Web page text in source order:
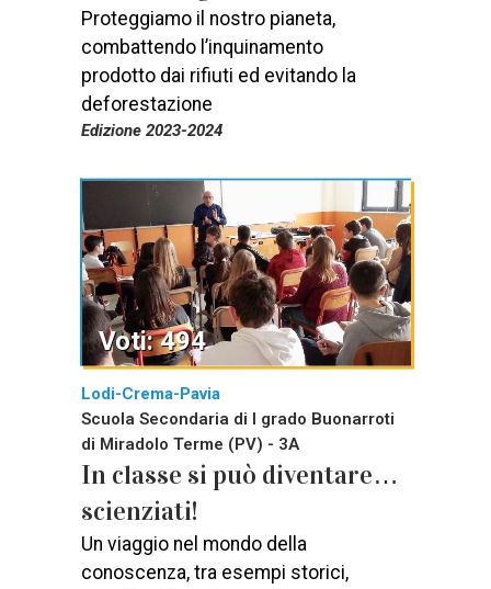
Proteggiamo il nostro pianeta,
combattendo l’inquinamento
prodotto dai rifiuti ed evitando la
deforestazione
Edizione 2023-2024
Lodi-Crema-Pavia
Scuola Secondaria di I grado Buonarroti
di Miradolo Terme (PV) - 3A
In classe si può diventare…
scienziati!
Un viaggio nel mondo della
conoscenza, tra esempi storici,
Voti: 494